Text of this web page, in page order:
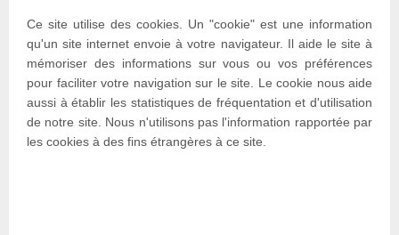
Ce site utilise des cookies. Un "cookie" est une information
qu'un site internet envoie à votre navigateur. Il aide le site à
mémoriser des informations sur vous ou vos préférences
pour faciliter votre navigation sur le site. Le cookie nous aide
aussi à établir les statistiques de fréquentation et d'utilisation
de notre site. Nous n'utilisons pas l'information rapportée par
les cookies à des fins étrangères à ce site.